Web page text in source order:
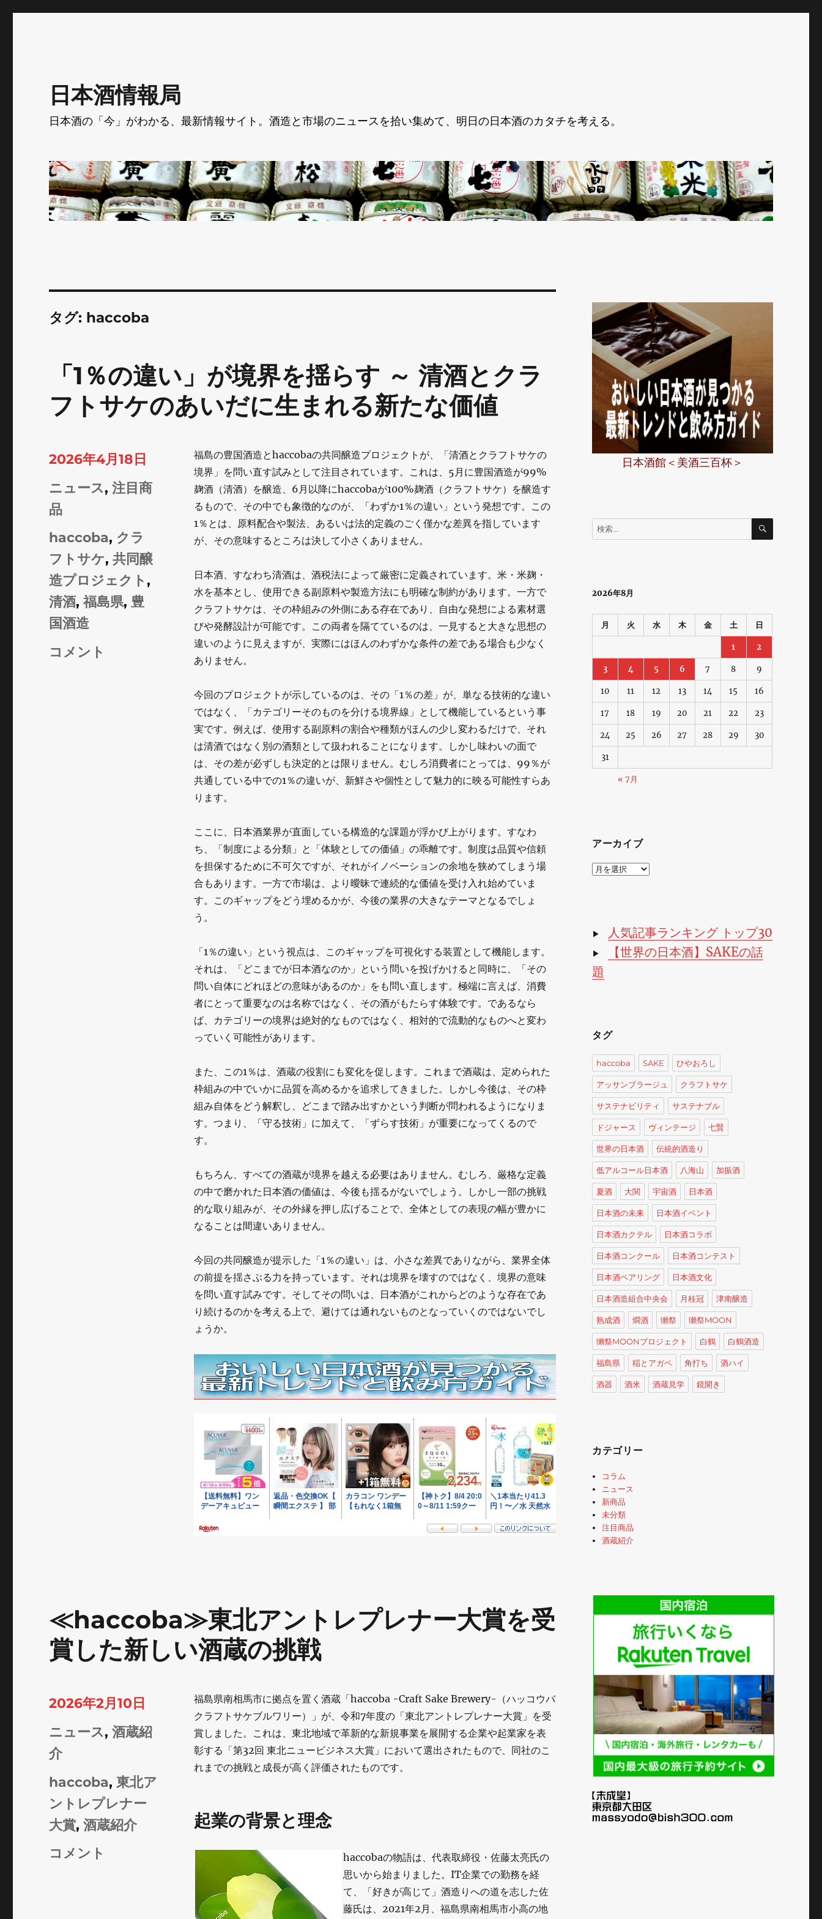
日本酒情報局
日本酒の「今」がわかる、最新情報サイト。酒造と市場のニュースを拾い集めて、明日の日本酒のカタチを考える。
タグ: haccoba
「1％の違い」が境界を揺らす ～ 清酒とクラ
フトサケのあいだに生まれる新たな価値
福島の豊国酒造とhaccobaの共同醸造プロジェクトが、「清酒とクラフトサケの
境界」を問い直す試みとして注目されています。これは、5月に豊国酒造が99%
麹酒（清酒）を醸造、6月以降にhaccobaが100%麹酒（クラフトサケ）を醸造す
るもので、その中でも象徴的なのが、「わずか1％の違い」という発想です。この
1％とは、原料配合や製法、あるいは法的定義のごく僅かな差異を指しています
が、その意味するところは決して小さくありません。
日本酒、すなわち清酒は、酒税法によって厳密に定義されています。米・米麹・
水を基本とし、使用できる副原料や製造方法にも明確な制約があります。一方で
クラフトサケは、その枠組みの外側にある存在であり、自由な発想による素材選
びや発酵設計が可能です。この両者を隔てているのは、一見すると大きな思想の
違いのように見えますが、実際にはほんのわずかな条件の差である場合も少なく
ありません。
今回のプロジェクトが示しているのは、その「1％の差」が、単なる技術的な違い
ではなく、「カテゴリーそのものを分ける境界線」として機能しているという事
実です。例えば、使用する副原料の割合や種類がほんの少し変わるだけで、それ
は清酒ではなく別の酒類として扱われることになります。しかし味わいの面で
は、その差が必ずしも決定的とは限りません。むしろ消費者にとっては、99％が
共通している中での1％の違いが、新鮮さや個性として魅力的に映る可能性すらあ
ります。
ここに、日本酒業界が直面している構造的な課題が浮かび上がります。すなわ
ち、「制度による分類」と「体験としての価値」の乖離です。制度は品質や信頼
を担保するために不可欠ですが、それがイノベーションの余地を狭めてしまう場
合もあります。一方で市場は、より曖昧で連続的な価値を受け入れ始めていま
す。このギャップをどう埋めるかが、今後の業界の大きなテーマとなるでしょ
う。
「1％の違い」という視点は、このギャップを可視化する装置として機能します。
それは、「どこまでが日本酒なのか」という問いを投げかけると同時に、「その
問い自体にどれほどの意味があるのか」をも問い直します。極端に言えば、消費
者にとって重要なのは名称ではなく、その酒がもたらす体験です。であるなら
ば、カテゴリーの境界は絶対的なものではなく、相対的で流動的なものへと変わ
っていく可能性があります。
また、この1％は、酒蔵の役割にも変化を促します。これまで酒蔵は、定められた
枠組みの中でいかに品質を高めるかを追求してきました。しかし今後は、その枠
組み自体をどう解釈し、どこまで踏み出すかという判断が問われるようになりま
す。つまり、「守る技術」に加えて、「ずらす技術」が重要になってくるので
す。
もちろん、すべての酒蔵が境界を越える必要はありません。むしろ、厳格な定義
の中で磨かれた日本酒の価値は、今後も揺るがないでしょう。しかし一部の挑戦
的な取り組みが、その外縁を押し広げることで、全体としての表現の幅が豊かに
なることは間違いありません。
今回の共同醸造が提示した「1％の違い」は、小さな差異でありながら、業界全体
の前提を揺さぶる力を持っています。それは境界を壊すのではなく、境界の意味
を問い直す試みです。そしてその問いは、日本酒がこれからどのような存在であ
り続けるのかを考える上で、避けては通れないものとなっていくのではないでし
ょうか。
投
稿
日:
2026年4月18日
カ
テ
ゴ
リ
ー
ニュース,注目商
品
タ
グ
haccoba, クラ
フトサケ,共同醸
造プロジェクト,
清酒,福島県,豊
国酒造
「1％
コメント
≪haccoba≫東北アントレプレナー大賞を受
賞した新しい酒蔵の挑戦
福島県南相馬市に拠点を置く酒蔵「haccoba -Craft Sake Brewery-（ハッコウバ
クラフトサケブルワリー）」が、令和7年度の「東北アントレプレナー大賞」を受
賞しました。これは、東北地域で革新的な新規事業を展開する企業や起業家を表
彰する「第32回 東北ニュービジネス大賞」において選出されたもので、同社のこ
れまでの挑戦と成長が高く評価されたものです。
起業の背景と理念
haccobaの物語は、代表取締役・佐藤太亮氏の
思いから始まりました。IT企業での勤務を経
て、「好きが高じて」酒造りへの道を志した佐
藤氏は、2021年2月、福島県南相馬市小高の地
投
稿
日:
2026年2月10日
カ
テ
ゴ
リ
ー
ニュース,酒蔵紹
介
タ
グ
haccoba,東北ア
ントレプレナー
大賞,酒蔵紹介
≪haccoba≫
コメント
日本酒館＜美酒三百杯＞
検
索:
検
2026年8月
月 火 水 木 金 土 日
1 2
3 4 5 6 7 8 9
10 11 12 13 14 15 16
17 18 19 20 21 22 23
24 25 26 27 28 29 30
31
« 7月
アーカイブ
ア
▶
人気記事ランキング トップ30
▶
【世界の日本酒】SAKEの話
題
タグ
haccoba SAKE ひやおろし
アッサンブラージュ クラフトサケ
サステナビリティ サステナブル
ドジャース ヴィンテージ 七賢
世界の日本酒 伝統的酒造り
低アルコール日本酒 八海山 加振酒
夏酒 大関 宇宙酒 日本酒
日本酒の未来 日本酒イベント
日本酒カクテル 日本酒コラボ
日本酒コンクール 日本酒コンテスト
日本酒ペアリング 日本酒文化
日本酒造組合中央会 月桂冠 津南醸造
熟成酒 燗酒 獺祭 獺祭MOON
獺祭MOONプロジェクト 白鶴 白鶴酒造
福島県 稲とアガベ 角打ち 酒ハイ
酒器 酒米 酒蔵見学 鏡開き
カテゴリー
コラム
ニュース
新商品
未分類
注目商品
酒蔵紹介